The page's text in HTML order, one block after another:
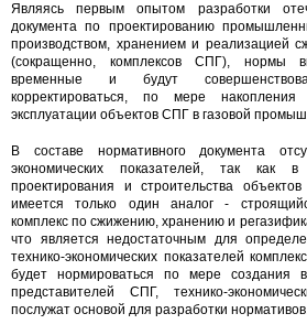
Являясь первым опытом разработки
документа по проектированию
производством, хранением и реализацией
(сокращенно, комплексов СПГ), нормы
временные и будут
корректироваться, по мере
эксплуатации объектов СПГ в газовой
В составе нормативного документа
экономических показателей, так как в
проектирования и строительства
имеется только один аналог -
комплекс по сжижению, хранению и
что является недостаточным для
технико-экономических показателей
будет нормироваться по мере создания
представителей СПГ, технико-
послужат основой для разработки нормативов.